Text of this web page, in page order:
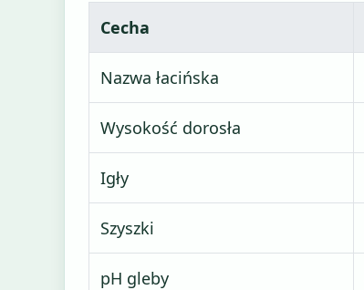
Cecha
Nazwa łacińska
Wysokość dorosła
Igły
Szyszki
pH gleby